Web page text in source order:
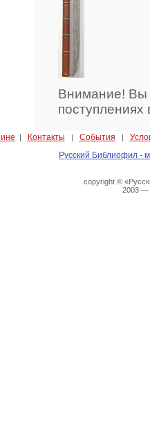
Внимание! Вы
| Контакты | События |
Русский Библиофил -
copyright ©
2003 —